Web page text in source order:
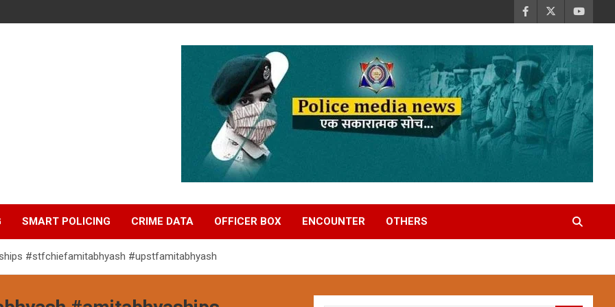
SMART POLICING CRIME DATA OFFICER BOX ENCOUNTER OTHERS
#stfchiefamitabhyash #upstfamitabhyash